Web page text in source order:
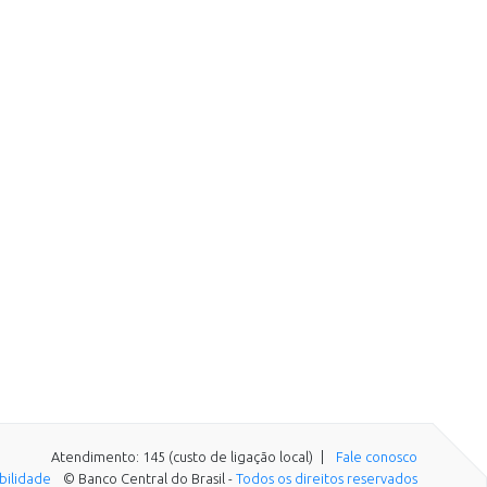
Atendimento: 145 (custo de ligação local)
Fale conosco
© Banco Central do Brasil - Todos os direitos reservados